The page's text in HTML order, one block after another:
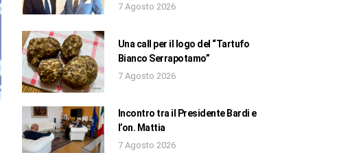
7 Agosto 2026
Una call per il logo del “Tartufo
Bianco Serrapotamo”
7 Agosto 2026
Incontro tra il Presidente Bardi e
l’on. Mattia
7 Agosto 2026